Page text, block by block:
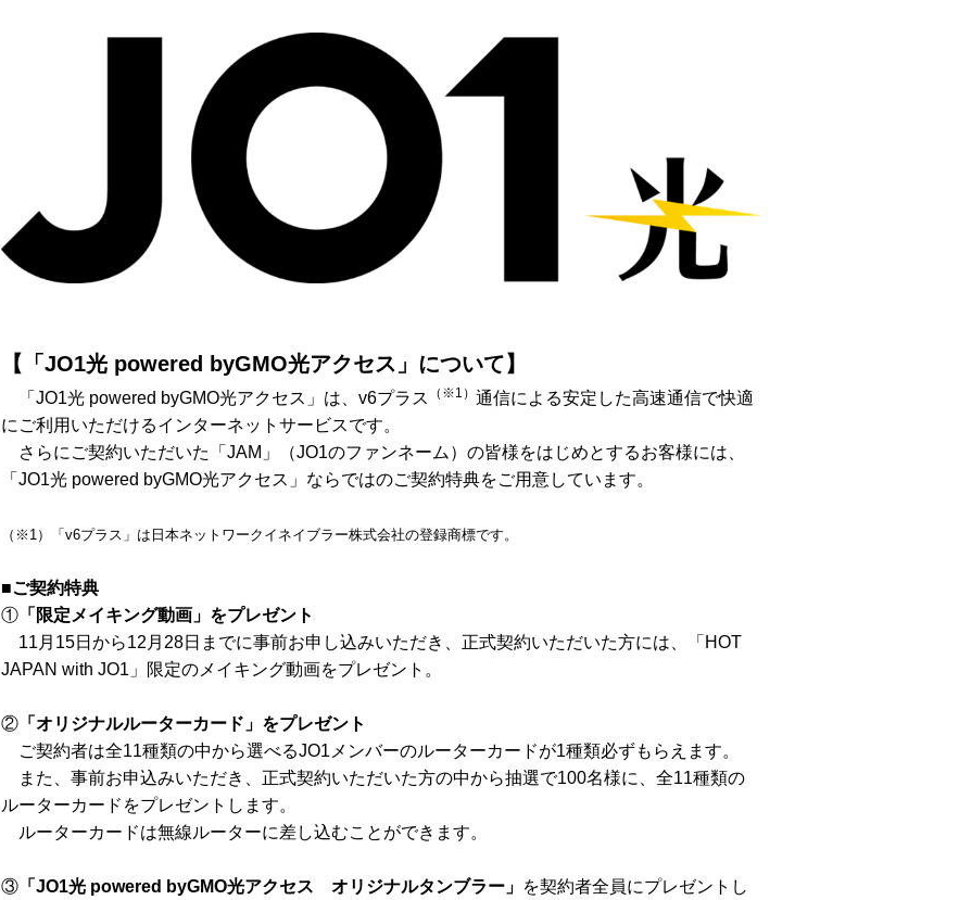
【「JO1光 powered byGMO光アクセス」について】
「JO1光 powered byGMO光アクセス」は、v6プラス （※1） 通信による安定した高速通信で快適
にご利用いただけるインターネットサービスです。
さらにご契約いただいた「JAM」（JO1のファンネーム）の皆様をはじめとするお客様には、
「JO1光 powered byGMO光アクセス」ならではのご契約特典をご用意しています。
（※1）「v6プラス」は日本ネットワークイネイブラー株式会社の登録商標です。
■ご契約特典
① 「限定メイキング動画」をプレゼント
11月15日から12月28日までに事前お申し込みいただき、正式契約いただいた方には、「HOT
JAPAN with JO1」限定のメイキング動画をプレゼント。
② 「オリジナルルーターカード」をプレゼント
ご契約者は全11種類の中から選べるJO1メンバーのルーターカードが1種類必ずもらえます。
また、事前お申込みいただき、正式契約いただいた方の中から抽選で100名様に、全11種類の
ルーターカードをプレゼントします。
ルーターカードは無線ルーターに差し込むことができます。
③ 「JO1光 powered byGMO光アクセス オリジナルタンブラー」 を契約者全員にプレゼントし